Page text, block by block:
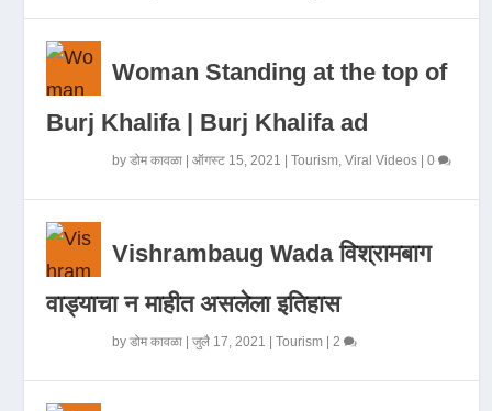
Woman Standing at the top of
Burj Khalifa | Burj Khalifa ad
byडोम कावळा |ऑगस्ट 15, 2021 |Tourism,Viral Videos |0
Vishrambaug Wada विश्रामबाग
वाड्याचा न माहीत असलेला इतिहास
byडोम कावळा |जुलै 17, 2021 |Tourism |2